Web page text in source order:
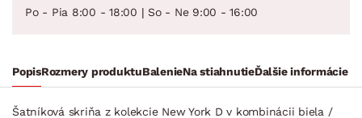
Po - Pia 8:00 - 18:00 | So - Ne 9:00 - 16:00
PopisRozmery produktuBalenieNa stiahnutieĎalšie informácie
Šatníková skriňa z kolekcie New York D v kombinácii biela /